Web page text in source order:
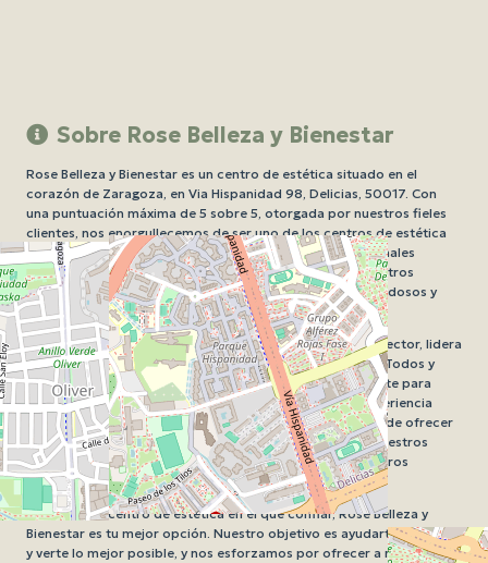
Sobre Rose Belleza y Bienestar
Rose Belleza y Bienestar es un centro de estética situado en el
corazón de Zaragoza, en Via Hispanidad 98, Delicias, 50017. Con
una puntuación máxima de 5 sobre 5, otorgada por nuestros fieles
clientes, nos enorgullecemos de ser uno de los centros de estética
más valorados de la ciudad. Nuestro equipo de profesionales
altamente capacitados están dedicados a ofrecer a nuestros
clientes los tratamientos de belleza y bienestar más novedosos y
eficaces.
Nuestra esteticista jefe, con años de experiencia en el sector, lidera
un equipo de profesionales apasionados por su trabajo. Todos y
cada uno de ellos han sido seleccionados cuidadosamente para
garantizar que ofrezcan a nuestros clientes la mejor experiencia
posible. En Rose Belleza y Bienestar, nos enorgullecemos de ofrecer
una amplia gama detratamientos de estética, desde nuestros
populares tratamientos faciales y corporales hasta nuestros
servicios de uñas y maquillaje.
Si buscas un centro de estética en el que confiar, Rose Belleza y
Bienestar es tu mejor opción. Nuestro objetivo es ayudarte a sentirte
y verte lo mejor posible, y nos esforzamos por ofrecer a nuestros